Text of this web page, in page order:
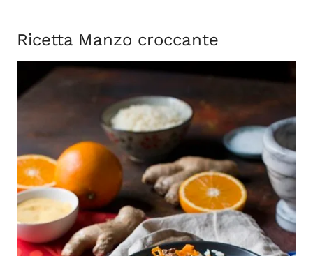
Ricetta Manzo croccante